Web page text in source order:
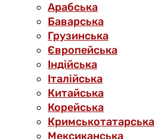
Арабська
Баварська
Грузинська
Європейська
Індійська
Італійська
Китайська
Корейська
Кримськотатарська
Мексиканська